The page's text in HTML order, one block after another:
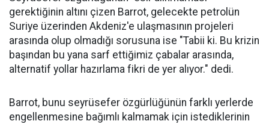
gerektiğinin altını çizen Barrot, gelecekte petrolün
Suriye üzerinden Akdeniz'e ulaşmasının projeleri
arasında olup olmadığı sorusuna ise "Tabii ki. Bu krizin
başından bu yana sarf ettiğimiz çabalar arasında,
alternatif yollar hazırlama fikri de yer alıyor." dedi.
Barrot, bunu seyrüsefer özgürlüğünün farklı yerlerde
engellenmesine bağımlı kalmamak için istediklerinin